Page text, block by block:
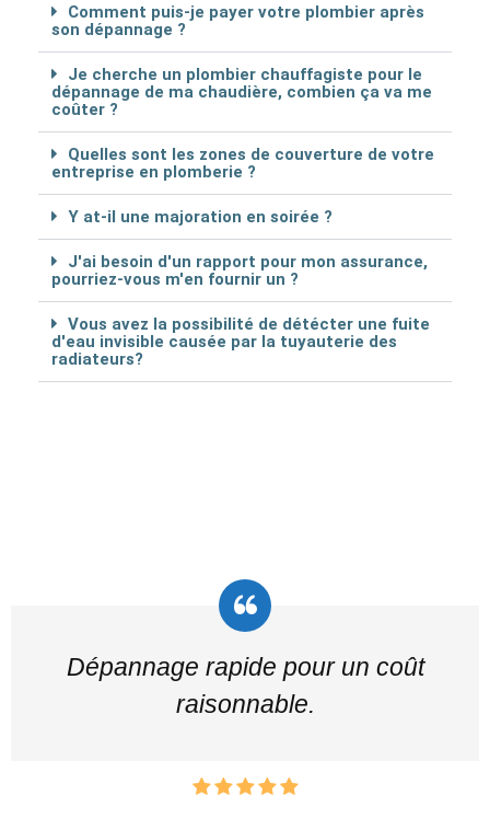
Comment puis-je payer votre plombier après
son dépannage ?
Je cherche un plombier chauffagiste pour le
dépannage de ma chaudière, combien ça va me
coûter ?
Quelles sont les zones de couverture de votre
entreprise en plomberie ?
Y at-il une majoration en soirée ?
J'ai besoin d'un rapport pour mon assurance,
pourriez-vous m'en fournir un ?
Vous avez la possibilité de détécter une fuite
d'eau invisible causée par la tuyauterie des
radiateurs?
Dépannage rapide pour un coût
raisonnable.